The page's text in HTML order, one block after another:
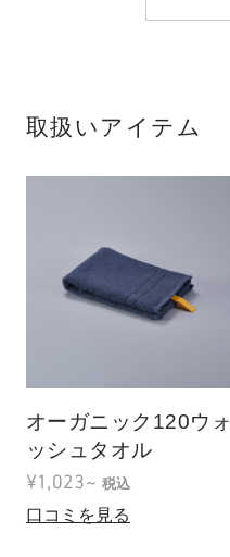
取扱いアイテム
オーガニック120ウォ
ッシュタオル
¥1,023~ 税込
口コミを見る